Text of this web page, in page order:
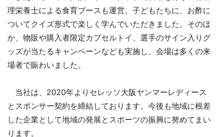
理栄養士による食育ブースも運営。子どもたちに、お酢に
ついてクイズ形式で楽しく学んでいただきました。そのほ
か、物販や購入者限定カプセルトイ、選手のサイン入りグ
ッズが当たるキャンペーンなども実施し、会場は多くの来
場者で賑わいました。
当社は、2020年よりセレッソ大阪ヤンマーレディース
とスポンサー契約を締結しております。今後も地域に根差
した企業として地域の発展とスポーツの振興に努めてまい
ります。